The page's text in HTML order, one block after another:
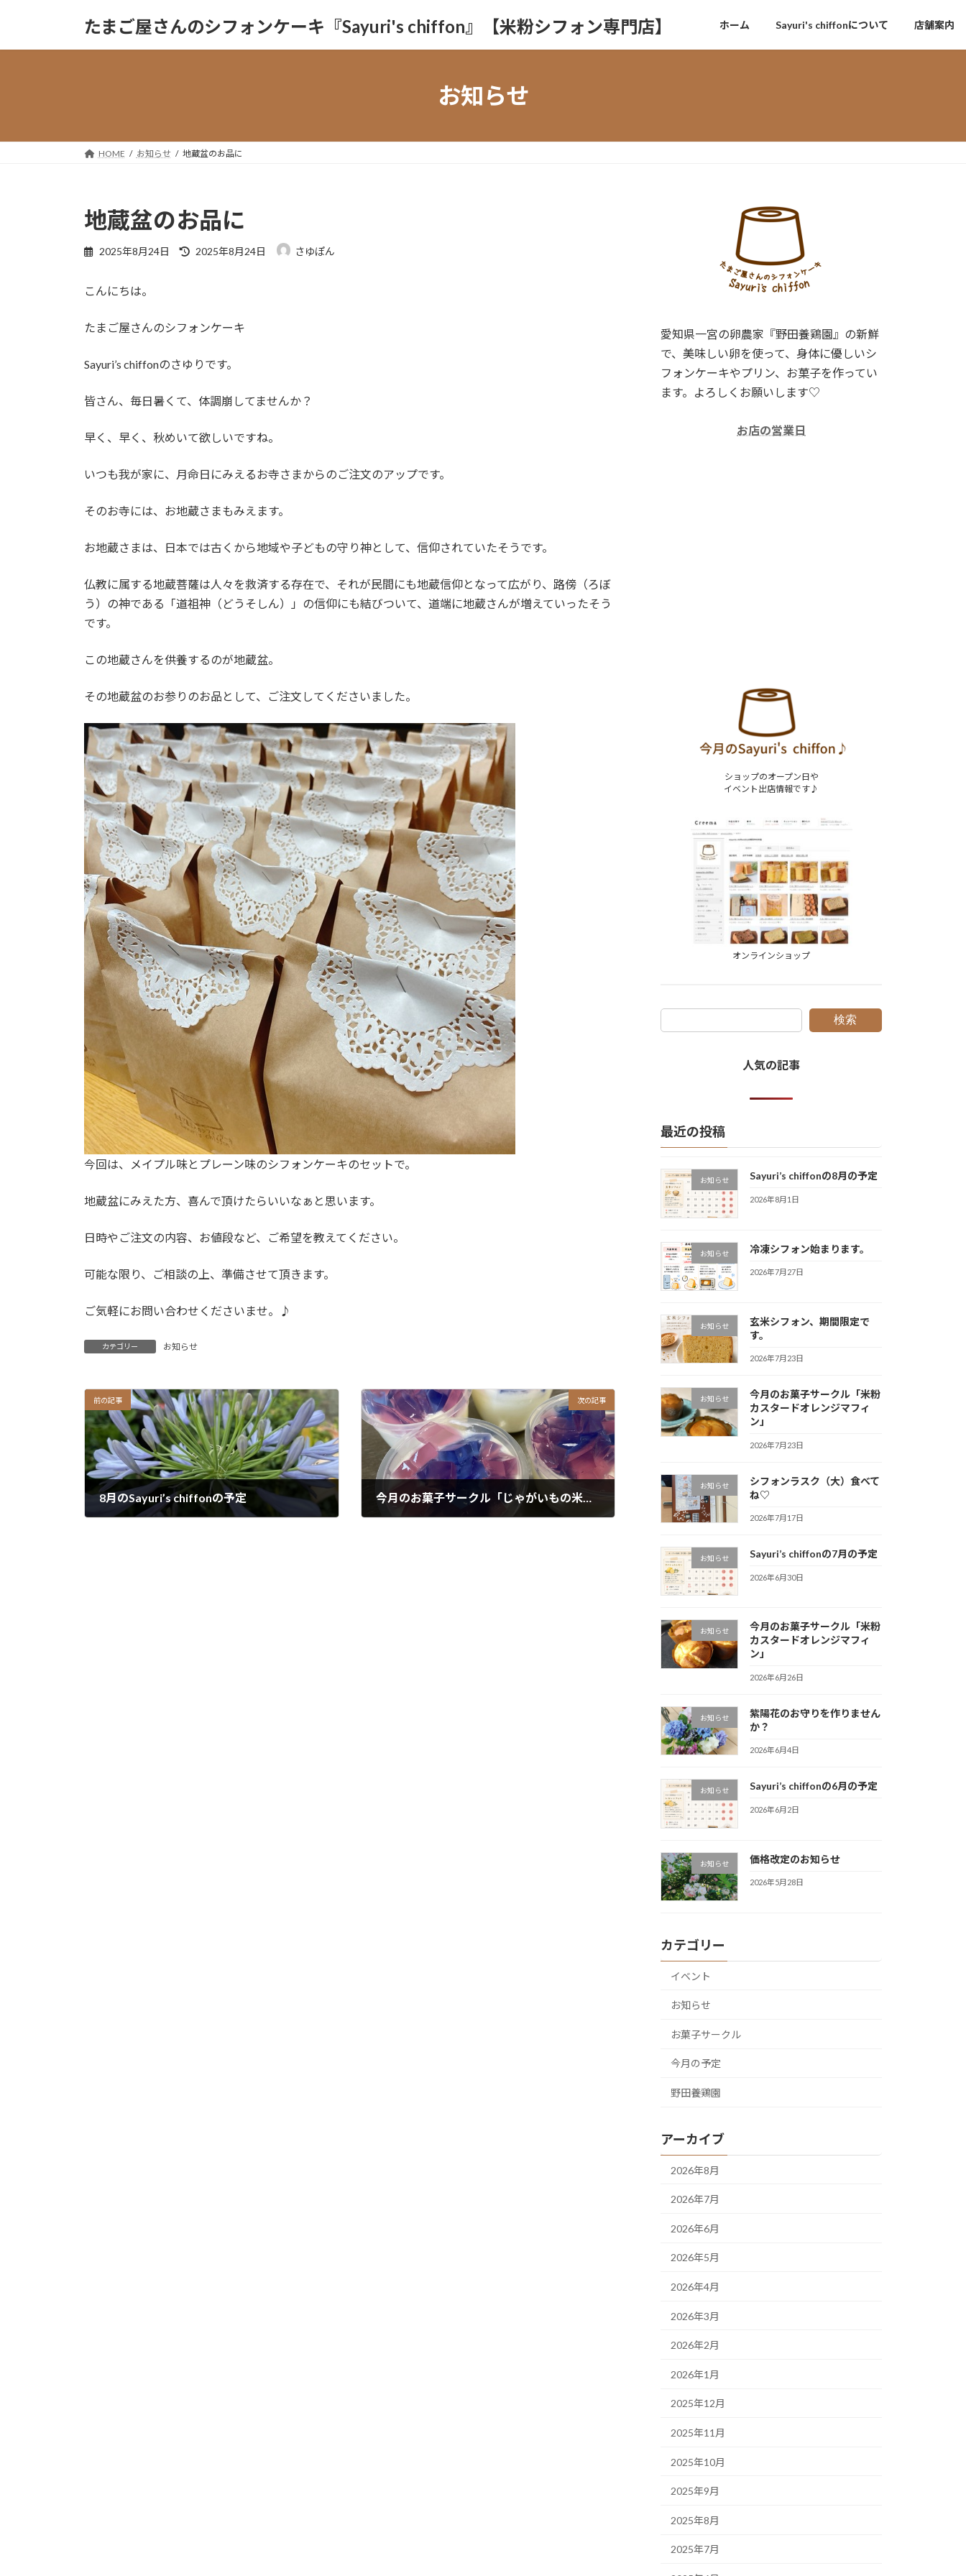
ッ
移
たまご屋さんのシフォンケーキ『Sayuri's chiffon』【米粉シフォン専門店】 ホーム Sayuri's chiffonについて 店舗案内
お知らせ
HOME お知らせ 地蔵盆のお品に
地蔵盆のお品に
2025年8月24日
最
:
2025年8月24日 さゆぽん
こんにちは。
たまご屋さんのシフォンケーキ
Sayuri’s chiffonのさゆりです。
皆さん、毎日暑くて、体調崩してませんか？
早く、早く、秋めいて欲しいですね。
いつも我が家に、月命日にみえるお寺さまからのご注文のアップです。
そのお寺には、お地蔵さまもみえます。
お地蔵さまは、日本では古くから地域や子どもの守り神として、信仰されていたそうです。
仏教に属する地蔵菩薩は人々を救済する存在で、それが民間にも地蔵信仰となって広がり、路傍（ろぼ
う）の神である「道祖神（どうそしん）」の信仰にも結びついて、道端に地蔵さんが増えていったそう
です。
この地蔵さんを供養するのが地蔵盆。
その地蔵盆のお参りのお品として、ご注文してくださいました。
今回は、メイプル味とプレーン味のシフォンケーキのセットで。
地蔵盆にみえた方、喜んで頂けたらいいなぁと思います。
日時やご注文の内容、お値段など、ご希望を教えてください。
可能な限り、ご相談の上、準備させて頂きます。
ご気軽にお問い合わせくださいませ。♪
カテゴリー お知らせ
前の記事
8月のSayuri’s chiffonの予定
次の記事
今月のお菓子サークル「じゃがいもの米粉クッキー」と「アガーdeヨーグルトゼリー」
愛知県一宮の卵農家『野田養鶏園』の新鮮
で、美味しい卵を使って、身体に優しいシ
フォンケーキやプリン、お菓子を作ってい
ます。よろしくお願いします♡
お店の営業日
ショップのオープン日や
イベント出店情報です♪
オンラインショップ
検索
人気の記事
最近の投稿
お知らせ Sayuri’s chiffonの8月の予定
2026年8月1日
お知らせ 冷凍シフォン始まります。
2026年7月27日
お知らせ
玄米シフォン、期間限定で
す。
2026年7月23日
お知らせ
今月のお菓子サークル「米粉
カスタードオレンジマフィ
ン」
2026年7月23日
お知らせ
シフォンラスク（大）食べて
ね♡
2026年7月17日
お知らせ Sayuri’s chiffonの7月の予定
2026年6月30日
お知らせ
今月のお菓子サークル「米粉
カスタードオレンジマフィ
ン」
2026年6月26日
お知らせ
紫陽花のお守りを作りません
か？
2026年6月4日
お知らせ Sayuri’s chiffonの6月の予定
2026年6月2日
お知らせ 価格改定のお知らせ
2026年5月28日
カテゴリー
イベント
お知らせ
お菓子サークル
今月の予定
野田養鶏園
アーカイブ
2026年8月
2026年7月
2026年6月
2026年5月
2026年4月
2026年3月
2026年2月
2026年1月
2025年12月
2025年11月
2025年10月
2025年9月
2025年8月
2025年7月